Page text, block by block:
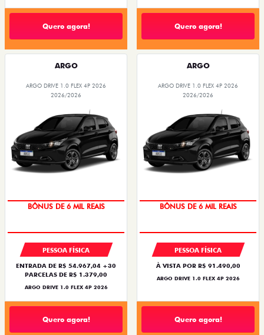
Quero agora! Quero agora!
ARGO
ARGO DRIVE 1.0 FLEX 4P 2026
2026/2026
BÔNUS DE 6 MIL REAIS
PESSOA FÍSICA
ENTRADA DE R$ 54.967,04 +30
PARCELAS DE R$ 1.379,00
ARGO DRIVE 1.0 FLEX 4P 2026
Quero agora!
ARGO
ARGO DRIVE 1.0 FLEX 4P 2026
2026/2026
BÔNUS DE 6 MIL REAIS
PESSOA FÍSICA
À VISTA POR R$ 91.490,00
ARGO DRIVE 1.0 FLEX 4P 2026
Quero agora!